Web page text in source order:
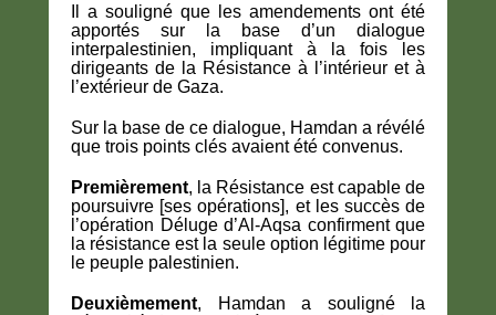
Il a souligné que les amendements ont été
apportés sur la base d’un dialogue
interpalestinien, impliquant à la fois les
dirigeants de la Résistance à l’intérieur et à
l’extérieur de Gaza.
Sur la base de ce dialogue, Hamdan a révélé
que trois points clés avaient été convenus.
Premièrement, la Résistance est capable de
poursuivre [ses opérations], et les succès de
l’opération Déluge d’Al-Aqsa confirment que
la résistance est la seule option légitime pour
le peuple palestinien.
Deuxièmement, Hamdan a souligné la